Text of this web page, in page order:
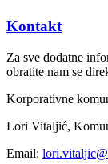
Kontakt
Za sve dodatne
obratite nam se
Korporativne
Lori Vitaljić,
Email: